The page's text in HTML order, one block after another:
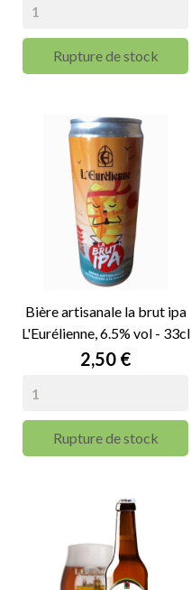
Rupture de stock
Bière artisanale la brut ipa
L'Eurélienne, 6.5% vol - 33cl
Prix
2,50 €
Rupture de stock